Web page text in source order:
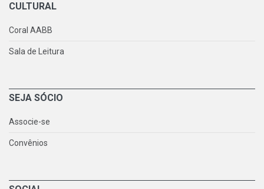
CULTURAL
Coral AABB
Sala de Leitura
SEJA SÓCIO
Associe-se
Convênios